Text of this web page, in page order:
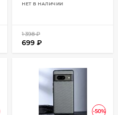
НЕТ В НАЛИЧИИ
1 398₽
699 ₽
-50%